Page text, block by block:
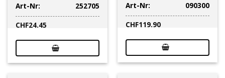
Art-Nr:
252705
CHF24.45
Art-Nr:
090300
CHF119.90